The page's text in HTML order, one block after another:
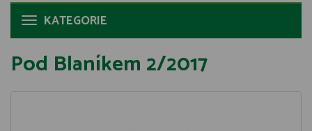
KATEGORIE
Pod Blaníkem 2/2017